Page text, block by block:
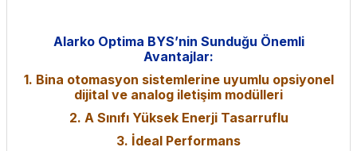
Alarko Optima BYS’nin Sunduğu Önemli
Avantajlar:
1. Bina otomasyon sistemlerine uyumlu opsiyonel
dijital ve analog iletişim modülleri
2. A Sınıfı Yüksek Enerji Tasarruflu
3. İdeal Performans